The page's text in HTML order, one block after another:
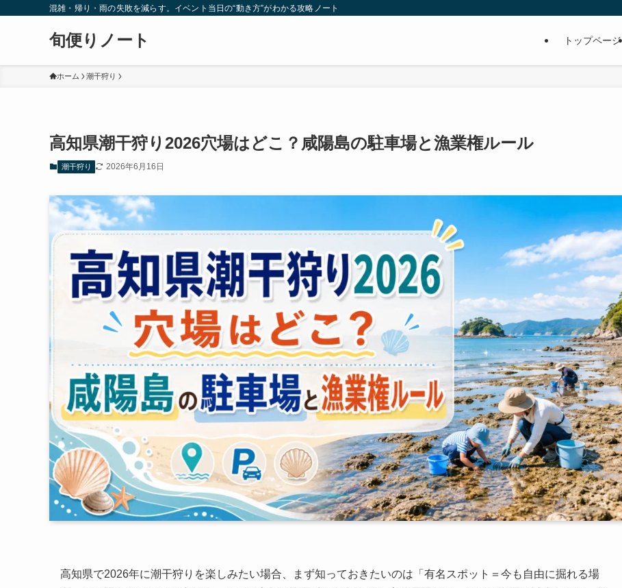
混雑・帰り・雨の失敗を減らす。イベント当日の“動き方”がわかる攻略ノート
旬便りノート トップページ
ホーム 潮干狩り
高知県潮干狩り2026穴場はどこ？咸陽島の駐車場と漁業権ルール
潮干狩り 2026年6月16日
高知県で2026年に潮干狩りを楽しみたい場合、まず知っておきたいのは「有名スポット＝今も自由に掘れる場